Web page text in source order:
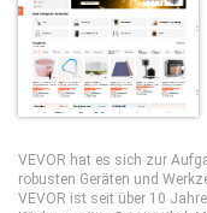
VEVOR hat es sich zur
robusten Geräten und
VEVOR ist seit über 10